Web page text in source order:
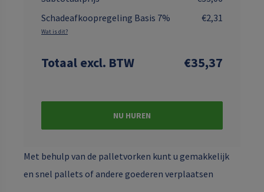
Schadeafkoopregeling Basis 7%
€2,31
Wat is dit?
Totaal excl. BTW €35,37
NU HUREN
Met behulp van de palletvorken kunt u gemakkelijk
en snel pallets of andere goederen verplaatsen